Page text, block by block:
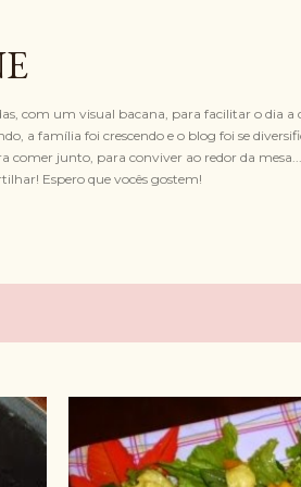
com um visual bacana, para facilitar o dia a
a família foi crescendo e o blog foi se
junto, para conviver ao redor da
Espero que vocês gostem!